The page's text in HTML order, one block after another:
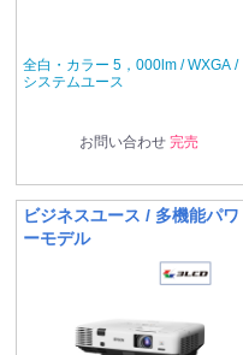
全白・カラー 5，000lm / WXGA /
システムユース
お問い合わせ 完売
ビジネスユース / 多機能パワ
ーモデル